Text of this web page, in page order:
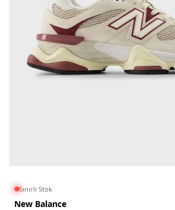
Sınırlı Stok
New Balance